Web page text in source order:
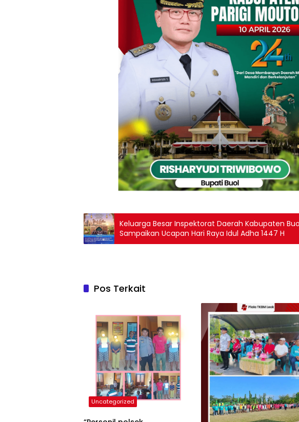
Keluarga Besar Inspektorat Daerah Kabupaten
Sampaikan Ucapan Hari Raya Idul Adha 1447 H
Pos Terkait
Uncategorized